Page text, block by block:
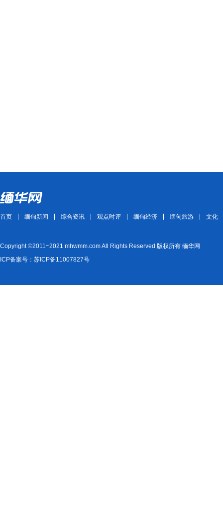
首页 缅甸新闻 综合资讯 观点时评 缅甸经济 缅甸旅游 文化
Copyright ©2011~2021 mhwmm.com All Rights Reserved 版权所有 缅华网
ICP备案号：苏ICP备11007827号